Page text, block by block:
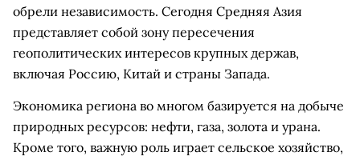
обрели независимость. Сегодня Средняя Азия
представляет собой зону пересечения
геополитических интересов крупных держав,
включая Россию, Китай и страны Запада.
Экономика региона во многом базируется на добыче
природных ресурсов: нефти, газа, золота и урана.
Кроме того, важную роль играет сельское хозяйство,